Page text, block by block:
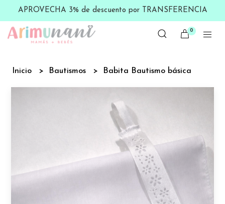
APROVECHA 3% de descuento por TRANSFERENCIA
0
Inicio Bautismos Babita Bautismo básica